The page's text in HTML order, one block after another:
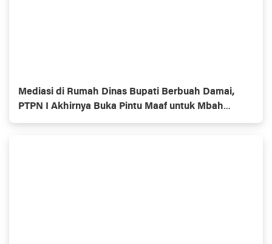
Mediasi di Rumah Dinas Bupati Berbuah Damai,
PTPN I Akhirnya Buka Pintu Maaf untuk Mbah
Mujiran